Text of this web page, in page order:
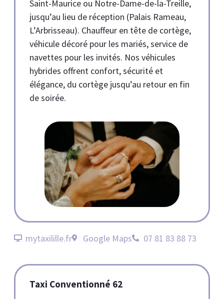
Saint-Maurice ou Notre-Dame-de-la-Treille,
jusqu’au lieu de réception (Palais Rameau,
L’Arbrisseau). Chauffeur en tête de cortège,
véhicule décoré pour les mariés, service de
navettes pour les invités. Nos véhicules
hybrides offrent confort, sécurité et
élégance, du cortège jusqu’au retour en fin
de soirée.
mytaxilille.fr Google Maps 07 81 83 88 73
Taxi Conventionné 62